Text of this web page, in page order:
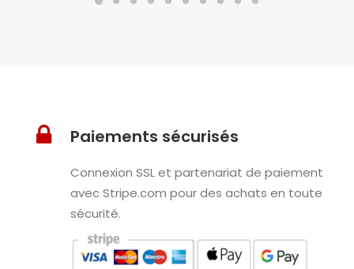
Paiements sécurisés
Connexion SSL et partenariat de paiement
avec Stripe.com pour des achats en toute
sécurité.